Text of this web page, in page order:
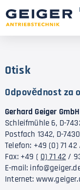
Otisk
Odpovědnost za
Gerhard Geiger
Schleifmühle 6, D-
Postfach 1342, D-
Telefon: +49 (0) 71
Fax: +49 ( 0) 71 42 /
E-mail:
Internet: